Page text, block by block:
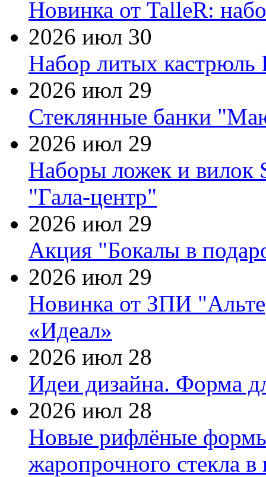
Новинка от TalleR:
2026 июл 30
Набор литых кастрюль
2026 июл 29
Стеклянные банки
2026 июл 29
Наборы ложек и вилок
"Гала-центр"
2026 июл 29
Акция "Бокалы в
2026 июл 29
Новинка от ЗПИ
«Идеал»
2026 июл 28
Идеи дизайна. Форма
2026 июл 28
Новые рифлёные формы
жаропрочного стекла